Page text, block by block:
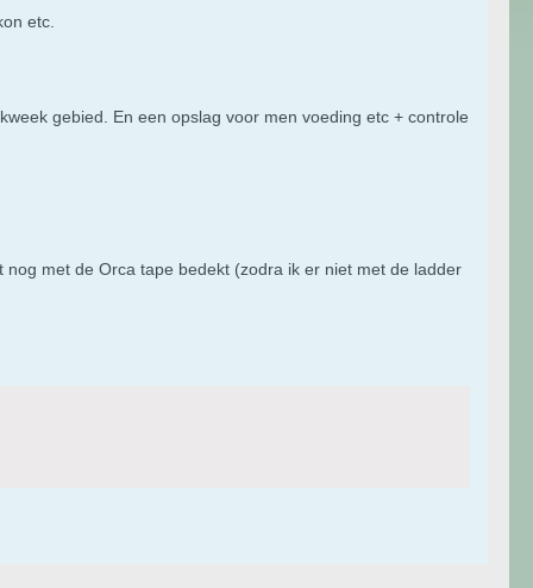
etc.
gebied. En een opslag voor men voeding etc + controle
met de Orca tape bedekt (zodra ik er niet met de ladder